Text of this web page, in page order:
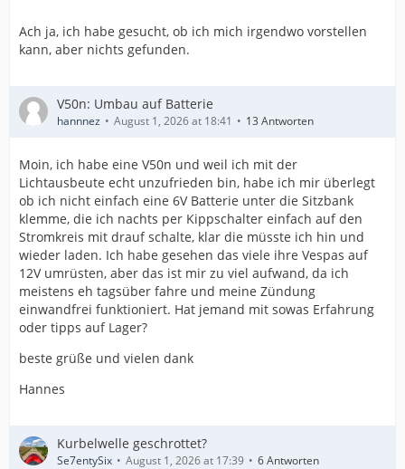
Ach ja, ich habe gesucht, ob ich mich irgendwo vorstellen
kann, aber nichts gefunden.
V50n: Umbau auf Batterie
hannnez August 1, 2026 at 18:41 13 Antworten
Moin, ich habe eine V50n und weil ich mit der
Lichtausbeute echt unzufrieden bin, habe ich mir überlegt
ob ich nicht einfach eine 6V Batterie unter die Sitzbank
klemme, die ich nachts per Kippschalter einfach auf den
Stromkreis mit drauf schalte, klar die müsste ich hin und
wieder laden. Ich habe gesehen das viele ihre Vespas auf
12V umrüsten, aber das ist mir zu viel aufwand, da ich
meistens eh tagsüber fahre und meine Zündung
einwandfrei funktioniert. Hat jemand mit sowas Erfahrung
oder tipps auf Lager?
beste grüße und vielen dank
Hannes
Kurbelwelle geschrottet?
Se7entySix August 1, 2026 at 17:39 6 Antworten